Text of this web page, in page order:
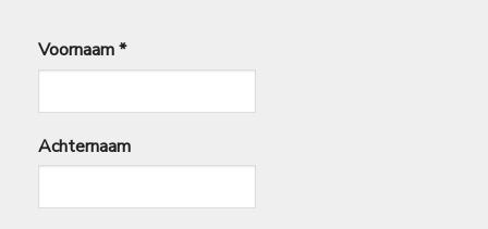
Voornaam*
Achternaam